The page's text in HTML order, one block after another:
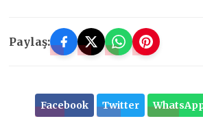
Paylaş:
Facebook Twitter